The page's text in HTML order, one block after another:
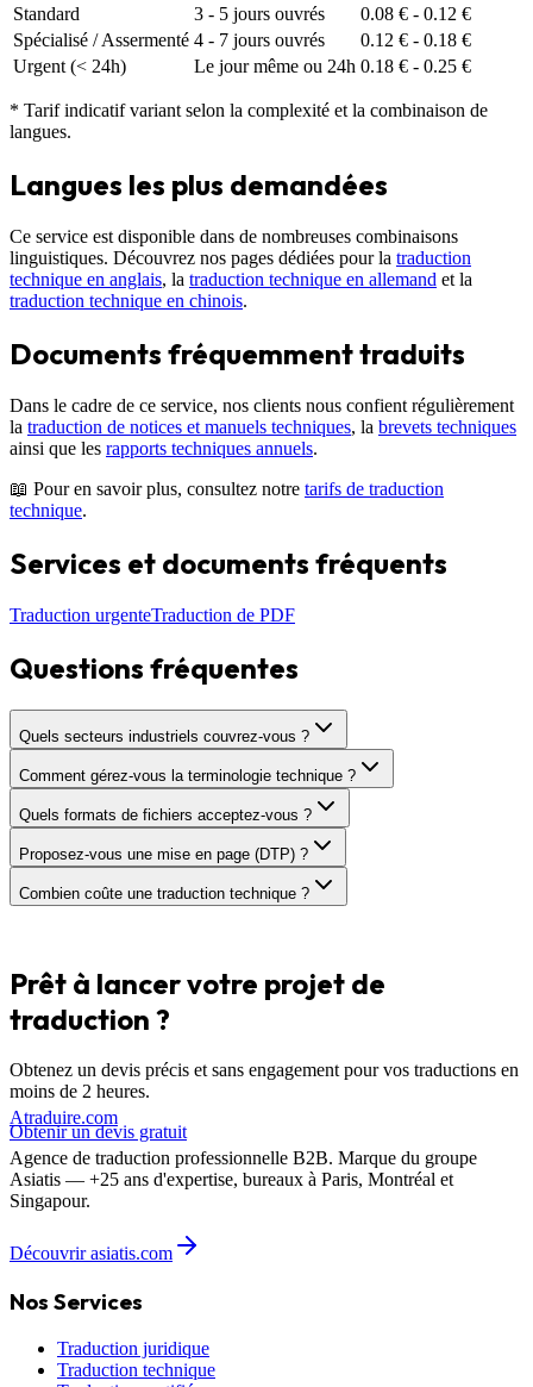
Standard 3 - 5 jours ouvrés
0.08 € - 0.12 €
Spécialisé / Assermenté 4 - 7 jours ouvrés
0.12 € - 0.18 €
Urgent (< 24h)
Le jour même ou 24h 0.18 € - 0.25 €
* Tarif indicatif variant selon la complexité et la combinaison de
langues.
Langues les plus demandées
Ce service est disponible dans de nombreuses combinaisons
linguistiques. Découvrez nos pages dédiées pour la traduction
technique en anglais, la traduction technique en allemand et la
traduction technique en chinois.
Documents fréquemment traduits
Dans le cadre de ce service, nos clients nous confient régulièrement
la traduction de notices et manuels techniques, la brevets techniques
ainsi que les rapports techniques annuels.
📖 Pour en savoir plus, consultez notre tarifs de traduction
technique.
Services et documents fréquents
Traduction urgenteTraduction de PDF
Questions fréquentes
Quels secteurs industriels couvrez-vous ?
Comment gérez-vous la terminologie technique ?
Quels formats de fichiers acceptez-vous ?
Proposez-vous une mise en page (DTP) ?
Combien coûte une traduction technique ?
Prêt à lancer votre projet de
traduction ?
Obtenez un devis précis et sans engagement pour vos traductions en
moins de 2 heures.
Obtenir un devis gratuit
Atraduire.com
Agence de traduction professionnelle B2B. Marque du groupe
Asiatis — +25 ans d'expertise, bureaux à Paris, Montréal et
Singapour.
Découvrir asiatis.com
Nos Services
Traduction juridique
Traduction technique